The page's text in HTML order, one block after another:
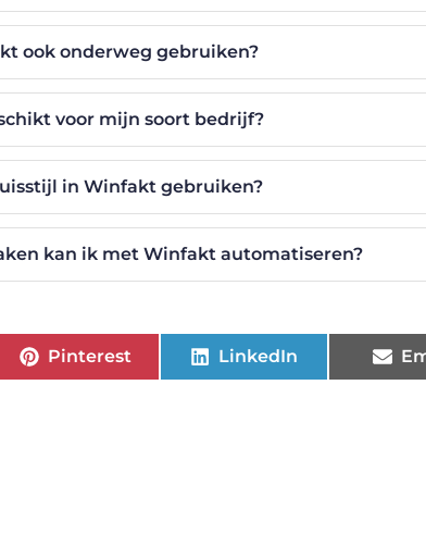
ook onderweg gebruiken?
voor mijn soort bedrijf?
in Winfakt gebruiken?
kan ik met Winfakt automatiseren?
Pinterest LinkedIn